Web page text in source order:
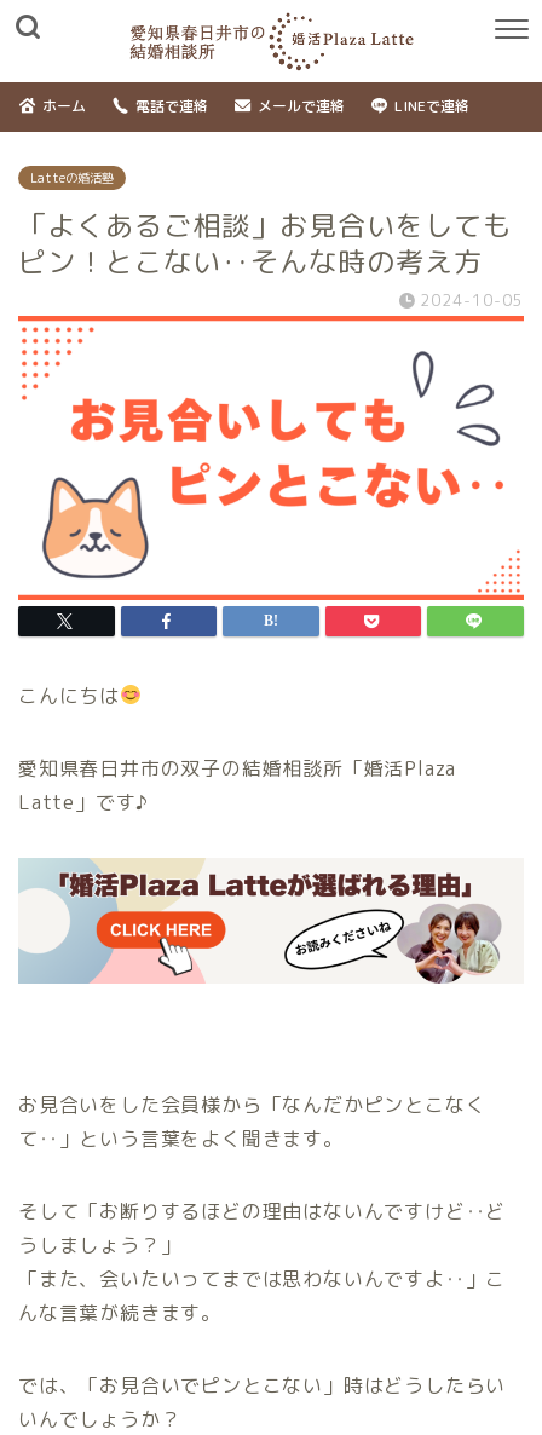
ホーム 電話で連絡 メールで連絡 LINEで連絡
Latteの婚活塾
「よくあるご相談」お見合いをしても
ピン！とこない‥そんな時の考え方
2024-10-05
こんにちは
愛知県春日井市の双子の結婚相談所「婚活Plaza
Latte」です♪
お見合いをした会員様から「なんだかピンとこなく
て‥」という言葉をよく聞きます。
そして「お断りするほどの理由はないんですけど‥ど
うしましょう？」
「また、会いたいってまでは思わないんですよ‥」こ
んな言葉が続きます。
では、「お見合いでピンとこない」時はどうしたらい
いんでしょうか？